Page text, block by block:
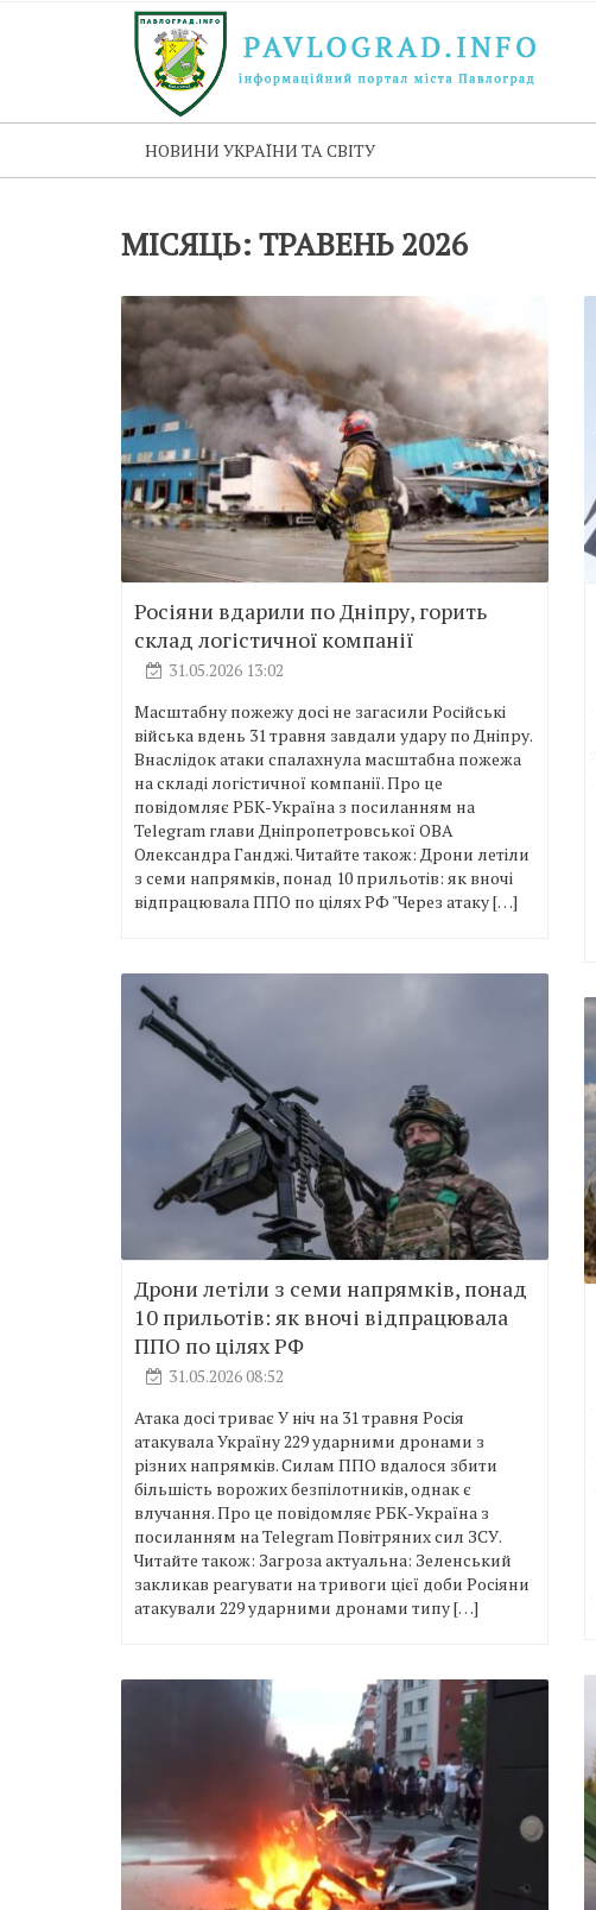
НОВИНИ УКРАЇНИ ТА СВІТУ
МІСЯЦЬ: ТРАВЕНЬ 2026
Росіяни вдарили по Дніпру, горить
склад логістичної компанії
31.05.2026 13:02
Масштабну пожежу досі не загасили Російські
війська вдень 31 травня завдали удару по Дніпру.
Внаслідок атаки спалахнула масштабна пожежа
на складі логістичної компанії. Про це
повідомляє РБК-Україна з посиланням на
Telegram глави Дніпропетровської ОВА
Олександра Ганджі. Читайте також: Дрони летіли
з семи напрямків, понад 10 прильотів: як вночі
відпрацювала ППО по цілях РФ "Через атаку […]
Дрони летіли з семи напрямків, понад
10 прильотів: як вночі відпрацювала
ППО по цілях РФ
31.05.2026 08:52
Атака досі триває У ніч на 31 травня Росія
атакувала Україну 229 ударними дронами з
різних напрямків. Силам ППО вдалося збити
більшість ворожих безпілотників, однак є
влучання. Про це повідомляє РБК-Україна з
посиланням на Telegram Повітряних сил ЗСУ.
Читайте також: Загроза актуальна: Зеленський
закликав реагувати на тривоги цієї доби Росіяни
атакували 229 ударними дронами типу […]